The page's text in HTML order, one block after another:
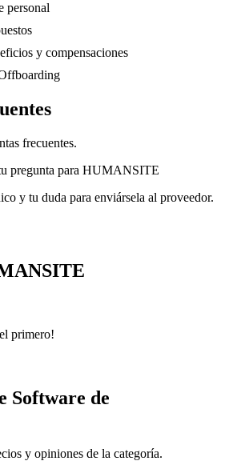
personal
y compensaciones
frecuentes.
pregunta para HUMANSITE
y tu duda para enviársela al proveedor.
primero!
Software de
y opiniones de la categoría.